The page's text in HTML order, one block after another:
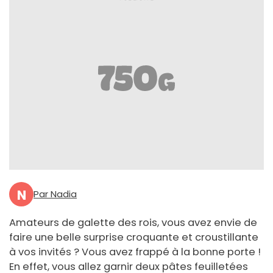
N Par Nadia
Amateurs de galette des rois, vous avez envie de
faire une belle surprise croquante et croustillante
à vos invités ? Vous avez frappé à la bonne porte !
En effet, vous allez garnir deux pâtes feuilletées